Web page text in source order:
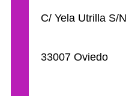
C/ Yela Utrilla S/N
33007 Oviedo